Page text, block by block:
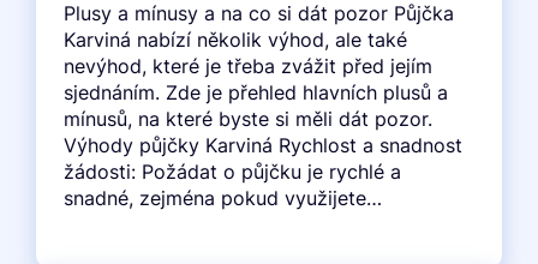
Plusy a mínusy a na co si dát pozor Půjčka
Karviná nabízí několik výhod, ale také
nevýhod, které je třeba zvážit před jejím
sjednáním. Zde je přehled hlavních plusů a
mínusů, na které byste si měli dát pozor.
Výhody půjčky Karviná Rychlost a snadnost
žádosti: Požádat o půjčku je rychlé a
snadné, zejména pokud využijete…